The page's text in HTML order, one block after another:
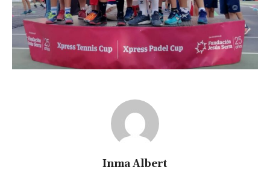
Inma Albert